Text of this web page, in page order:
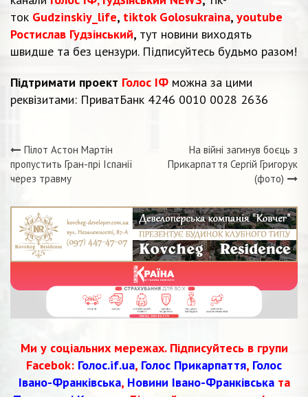
ток Gudzinskiy_life, tiktok Golosukraina, youtube
Ростислав Гудзінський, тут новини виходять
швидше та без цензури. Підписуйтесь будьмо разом!
Підтримати проект Голос ІФ можна за цими
реквізитами: ПриватБанк 4246 0010 0028 2636
Навігація
Пілот Астон Мартін
пропустить Гран-прі Іспанії
через травму
На війні загинув боєць з
Прикарпаття Сергій Григорук
(фото)
Ми у соціальних мережах. Підписуйтесь в групи
Facebok: Голос.if.ua, Голос Прикарпаття, Голос
Івано-Франківська, Новини Івано-Франківськата